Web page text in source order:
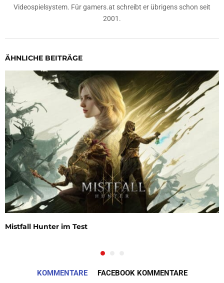
Videospielsystem. Für gamers.at schreibt er übrigens schon seit
2001.
ÄHNLICHE BEITRÄGE
Mistfall Hunter im Test
KOMMENTARE FACEBOOK KOMMENTARE